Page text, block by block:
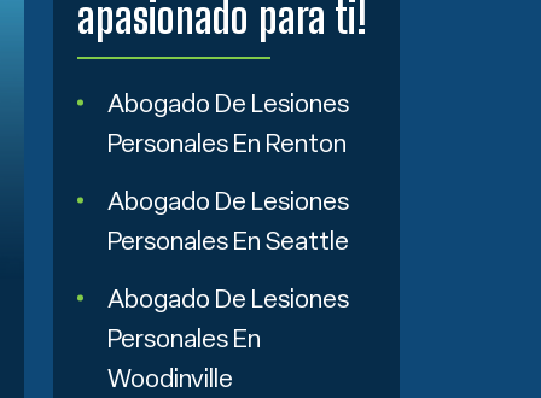
apasionado para ti!
Abogado De Lesiones
Personales En Renton
Abogado De Lesiones
Personales En Seattle
Abogado De Lesiones
Personales En
Woodinville